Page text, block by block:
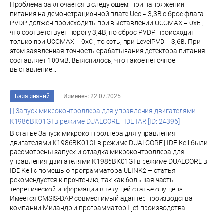
Проблема заключается в следующем: при напряжении
питания на демонстрационной плате Ucc = 3,3В с брос флага
PVDP должен происходить при выставлении UCCMAX = 0хВ ,
что соответствует порогу 3,4В, но сброс PVDP происходит
только при UCCMAX = 0хС , то есть, при LevelPVD = 3,6В. При
этом заявленная точность срабатывания детектора питания
составляет 100мВ. Выяснилось, что такое неточное
выставление...
База знаний Изменен: 22.07.2025
[i] Запуск микроконтроллера для управления двигателями
К1986ВК01GI в режиме DUALCORE | IDE IAR [ID: 24396]
В статье Запуск микроконтроллера для управления
двигателями К1986ВК01GI в режиме DUALCORE | IDE Keil были
рассмотрены запуск и отладка микроконтроллера для
управления двигателями К1986ВК01GI в режиме DUALCORE в
IDE Keil с помощью программатора ULINK2 – статья
рекомендуется к прочтению, так как большая часть
теоретической информации в текущей статье опущена.
Имеется CMSIS-DAP совместимый адаптер производства
компании Миландр и программатор I-jet производства